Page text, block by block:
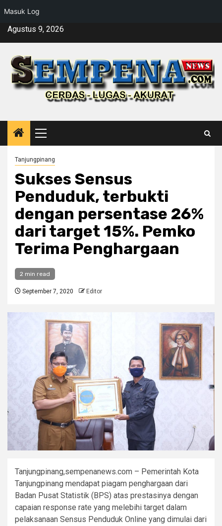
Masuk Log
SkipAgustus 9, 2026
Primary
Menu
Tanjungpinang
Sukses Sensus
Penduduk, terbukti
dengan persentase 26%
dari target 15%. Pemko
Terima Penghargaan
2 min read
September 7, 2020 Editor
Tanjungpinang,sempenanews.com – Pemerintah Kota
Tanjungpinang mendapat piagam penghargaan dari
Badan Pusat Statistik (BPS) atas prestasinya dengan
capaian response rate yang melebihi target dalam
pelaksanaan Sensus Penduduk Online yang dimulai dari